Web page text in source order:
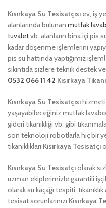
Kısırkaya Su Tesisatçısı ev, iş
alanlarında bulunan mutfak
tuvaletvb. alanların bina içi pis
kadar döşenme işlemlerini
pis su hattında yaptığımız
sıkıntıda sizlere teknik destek
0532 066 11 42 Kısırkaya
Kısırkaya Su Tesisatçısı
yaşayabileceğiniz mutfak
gideri tıkanıklığı vb. gibi
son teknoloji robotlarla hiç bir
tıkanıklıkları Kısırkaya Tesisatçı
Kısırkaya Su Tesisatçıolarak
uzman ekiplerimizle garantili
olarak su kaçağı tespiti,
tesisat sorunlarınızı Kısırkaya